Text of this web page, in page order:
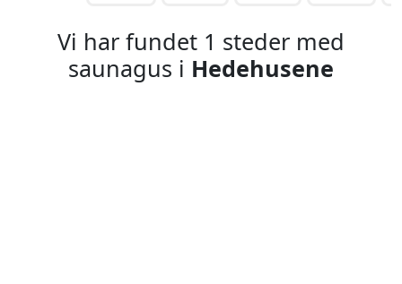
Vi har fundet 1 steder med
saunagus i Hedehusene